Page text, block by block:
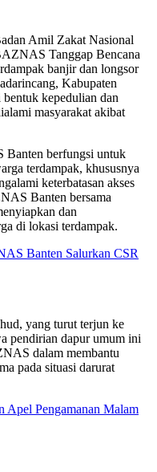
Amil Zakat Nasional
Tanggap Bencana
banjir dan longsor
Kabupaten
kepedulian dan
masyarakat akibat
berfungsi untuk
terdampak, khususnya
keterbatasan akses
Banten bersama
dan
di lokasi terdampak.
Banten Salurkan CSR
yang turut terjun ke
pendirian dapur umum ini
dalam membantu
pada situasi darurat
Apel Pengamanan Malam